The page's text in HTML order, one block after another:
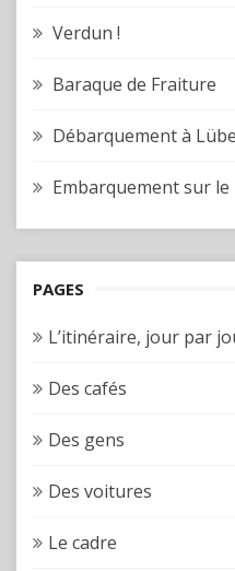
Verdun !
Baraque de Fraiture
Débarquement à
Embarquement sur le
PAGES
L’itinéraire, jour par
Des cafés
Des gens
Des voitures
Le cadre